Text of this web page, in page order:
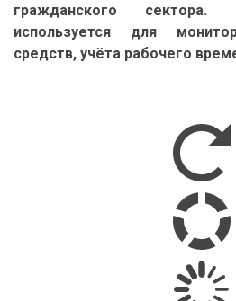
гражданского сектора.
используется для
средств, учёта рабочего